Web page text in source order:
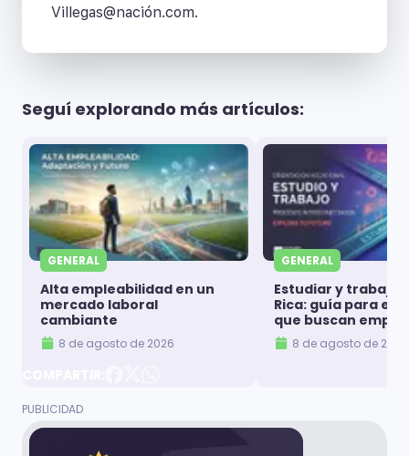
Villegas@nación.com.
Seguí explorando más artículos:
GENERAL
Alta empleabilidad en un
mercado laboral
cambiante
8 de agosto de 2026
GENERAL
Estudiar y trabajar
Rica: guía para
que buscan
8 de agosto de 2026